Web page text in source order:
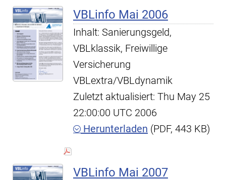
VBLinfo Mai 2006
Inhalt: Sanierungsgeld,
VBLklassik, Freiwillige
Versicherung
VBLextra/VBLdynamik
Zuletzt aktualisiert: Thu May 25
22:00:00 UTC 2006
Herunterladen (PDF, 443 KB)
VBLinfo Mai 2007